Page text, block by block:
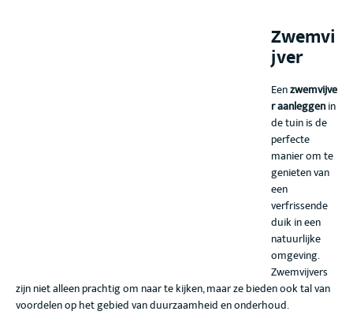
Zwemvi
jver
Eenzwemvijve
r aanleggenin
de tuin is de
perfecte
manier om te
genieten van
een
verfrissende
duik in een
natuurlijke
omgeving.
Zwemvijvers
zijn niet alleen prachtig om naar te kijken, maar ze bieden ook tal van
voordelen op het gebied van duurzaamheid en onderhoud.